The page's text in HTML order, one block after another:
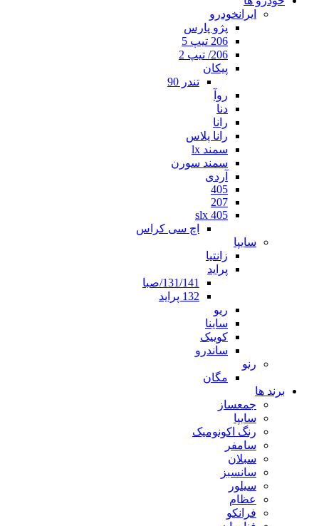
ایرانخودرو
پژو پارس
206 تیپ 5
206/ تیپ 2
پیکان
تندر 90
روآ
دنا
رانا
رانا پلاس
سمند lx
سمند سورن
آردی
405
207
405 slx
اچ سی کراس
سایپا
زانتیا
پراید
131/141/صبا
132 پراید
ریو
ساینا
کوییک
ساندرو
رنو
مگان
برند ها
جمعساز
سایپا
رنگ اکونومیک
سامفر
سبلان
سانسبز
سیلور
عظام
فرانکو